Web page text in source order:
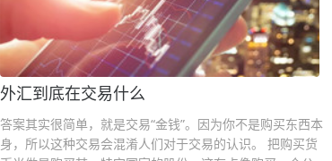
外汇到底在交易什么
答案其实很简单，就是交易“金钱”。因为你不是购买东西本
身，所以这种交易会混淆人们对于交易的认识。 把购买货